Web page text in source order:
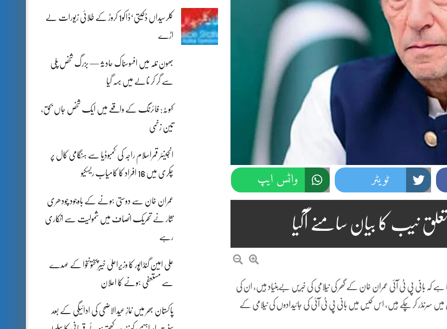
کلرسیداں ڈکیتی‘ڈاکو1 کروڑ کے طلائی زیورات لے
اڑے
بھون نلہ میں افسوسناک حادثہ — بزرگ شخص پلی
سے گر کر نالے میں بہہ گیا
کہوٹہ: فائرنگ کے واقعے میں ایک شخص جاں بحق،
تین زخمی
انجینئر قمراسلام راجہ کی کمبوڈیا سے ہنگامی کال پر
چکری میں 16 افراد کا کامیاب ریسکیو
عمران خان سے دوستی ہونے کے باوجود چودھری
نثار نے تحریک انصاف میں شمولیت سے انکاری
رہے
علی امین گنڈاپور کا وزیراعلیٰ خیبرپختونخوا کے عہدے
سے مستعفی ہونے کا اعلان
پاکستان بھر میں نمازِ عیدالاضحی کی ادائیگی کے بعد
ٹویٹر واٹس ایپ
نیب کا بیان سامنے آگیا
کہ بانی پی ٹی آئی عمران خان کے گھر کی نیلامی کی خبریں بےبنیاد ہیں، ان کی
کی جا رہی۔بانی پی ٹی آئی 190 ملین پاؤنڈ کیس میں سرنڈر کر چکے ہیں، اس کیس میں بانی پی ٹی آئی کی جائیدادوں کی نیلامی کے